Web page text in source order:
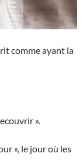
comme ayant la
».
», le jour où les